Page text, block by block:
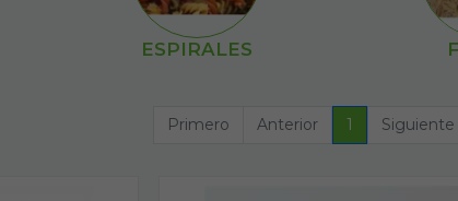
ESPIRALES
Primero Anterior 1 Siguiente